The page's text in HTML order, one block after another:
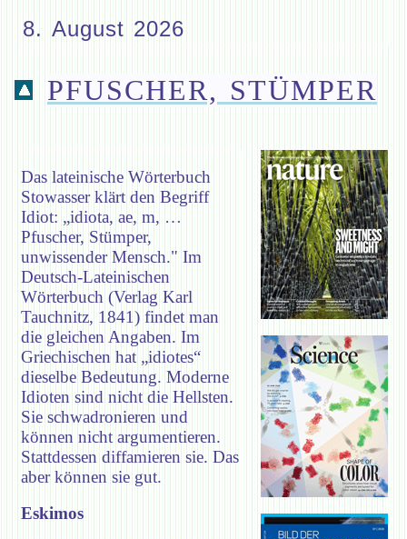
8. August 2026
PFUSCHER, STÜMPER
Das lateinische Wörterbuch
Stowasser klärt den Begriff
Idiot: „idiota, ae, m, …
Pfuscher, Stümper,
unwissender Mensch." Im
Deutsch-Lateinischen
Wörterbuch (Verlag Karl
Tauchnitz, 1841) findet man
die gleichen Angaben. Im
Griechischen hat „idiotes“
dieselbe Bedeutung. Moderne
Idioten sind nicht die Hellsten.
Sie schwadronieren und
können nicht argumentieren.
Stattdessen diffamieren sie. Das
aber können sie gut.
Eskimos